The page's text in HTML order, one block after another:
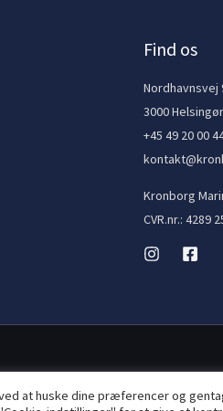
Find os
Nordhavnsvej
3000
+45 49 20 00
Kronborg
CVR.nr.: 4289
at huske dine præferencer og